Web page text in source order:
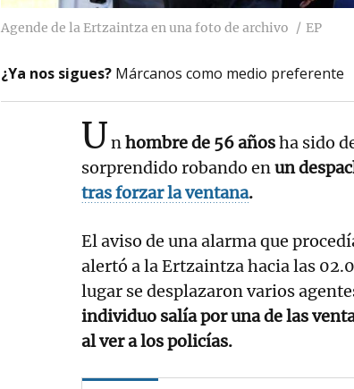
Agende de la Ertzaintza en una foto de archivo EP
¿Ya nos sigues? Márcanos como medio preferente
Unhombre de 56 añosha sido
sorprendido robando enun
tras forzar la ventana.
El aviso de una alarma que
alertó a la Ertzaintza hacia las
lugar se desplazaron varios
individuo salía por una de las
al ver a los policías.